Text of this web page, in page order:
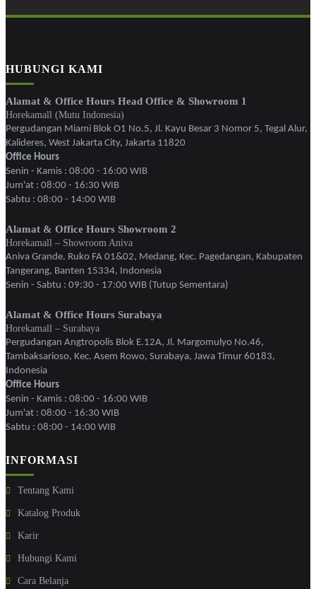
HUBUNGI KAMI
Alamat & Office Hours Head Office & Showroom 1
Horekamall (Mutu Indonesia)
Pergudangan Miami Blok O1 No.5, Jl. Kayu Besar 3 Nomor 5, Tegal Alur,
Kalideres, West Jakarta City, Jakarta 11820
Office Hours
Senin - Kamis : 08:00 - 16:00 WIB
Jum'at : 08:00 - 16:30 WIB
Sabtu : 08:00 - 14:00 WIB
Alamat & Office Hours Showroom 2
Horekamall – Showroom Aniva
Aniva Grande. Ruko FA 01&02, Medang, Kec. Pagedangan, Kabupaten
Tangerang, Banten 15334, Indonesia
Senin - Sabtu : 09:30 - 17:00 WIB (Tutup Sementara)
Alamat & Office Hours Surabaya
Horekamall – Surabaya
Pergudangan Angtropolis Blok E.12A, Jl. Margomulyo No.46,
Tambaksarioso, Kec. Asem Rowo, Surabaya, Jawa Timur 60183,
Indonesia
Office Hours
Senin - Kamis : 08:00 - 16:00 WIB
Jum'at : 08:00 - 16:30 WIB
Sabtu : 08:00 - 14:00 WIB
INFORMASI
Tentang Kami
Katalog Produk
Karir
Hubungi Kami
Cara Belanja